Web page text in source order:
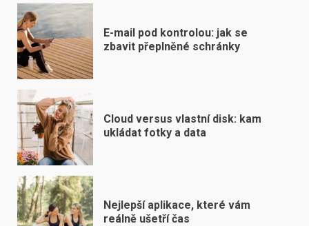
E-mail pod kontrolou: jak se
zbavit přeplněné schránky
Cloud versus vlastní disk: kam
ukládat fotky a data
Nejlepší aplikace, které vám
reálně ušetří čas